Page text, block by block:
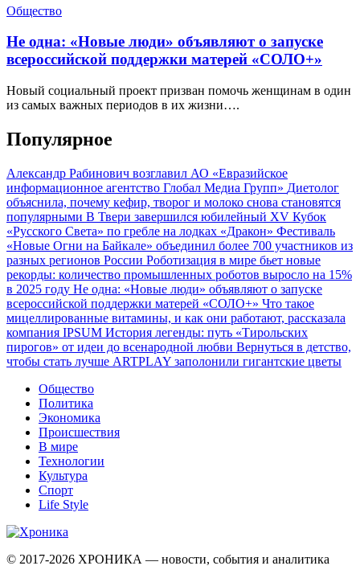
Общество
Не одна: «Новые люди» объявляют о запуске
всероссийской поддержки матерей «СОЛО+»
Новый социальный проект призван помочь женщинам в один
из самых важных периодов в их жизни….
Популярное
Александр Рабинович возглавил АО «Евразийское
информационное агентство Глобал Медиа Групп» Диетолог
объяснила, почему кефир, творог и молоко снова становятся
популярными В Твери завершился юбилейный XV Кубок
«Русского Света» по гребле на лодках «Дракон» Фестиваль
«Новые Огни на Байкале» объединил более 700 участников из
разных регионов России Роботизация в мире бьет новые
рекорды: количество промышленных роботов выросло на 15%
в 2025 году Не одна: «Новые люди» объявляют о запуске
всероссийской поддержки матерей «СОЛО+» Что такое
мицеллированные витамины, и как они работают, рассказала
компания IPSUM История легенды: путь «Тирольских
пирогов» от идеи до всенародной любви Вернуться в детство,
чтобы стать лучше ARTPLAY заполонили гигантские цветы
Общество
Политика
Экономика
Происшествия
В мире
Технологии
Культура
Спорт
Life Style
© 2017-2026 ХРОНИКА — новости, события и аналитика